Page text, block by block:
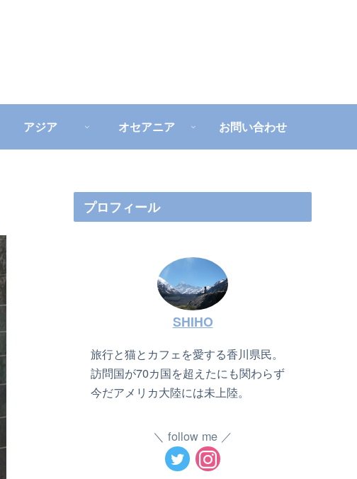
アジア オセアニア お問い合わせ
プロフィール
SHIHO
旅行と猫とカフェを愛する香川県民。
訪問国が70カ国を超えたにも関わらず
今だアメリカ大陸には未上陸。
follow me